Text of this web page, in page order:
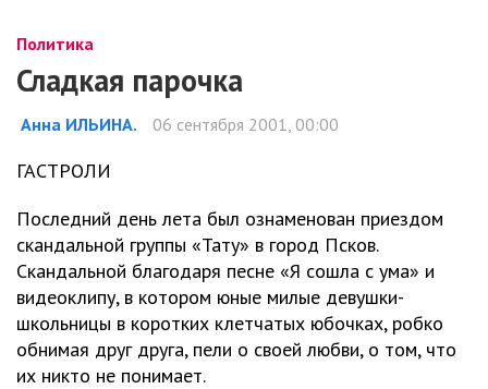
Политика
Сладкая парочка
Анна ИЛЬИНА. 06 сентября 2001, 00:00
ГАСТРОЛИ
Последний день лета был ознаменован приездом
скандальной группы «Тату» в город Псков.
Скандальной благодаря песне «Я сошла с ума» и
видеоклипу, в котором юные милые девушки-
школьницы в коротких клетчатых юбочках, робко
обнимая друг друга, пели о своей любви, о том, что
их никто не понимает.